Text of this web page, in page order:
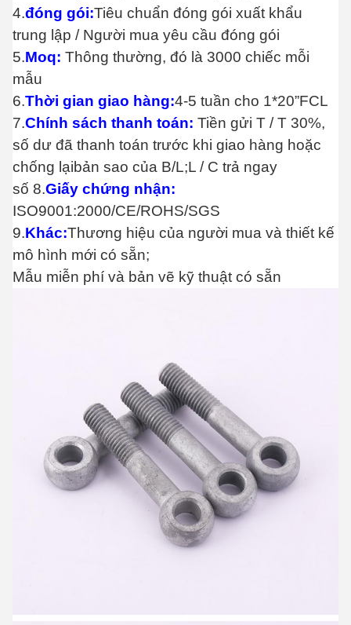
4.đóng gói:Tiêu chuẩn đóng gói xuất khẩu
trung lập / Người mua yêu cầu đóng gói
5.Moq: Thông thường, đó là 3000 chiếc mỗi
mẫu
6.Thời gian giao hàng:4-5 tuần cho 1*20”FCL
7.Chính sách thanh toán: Tiền gửi T / T 30%,
số dư đã thanh toán trước khi giao hàng hoặc
chống lạibản sao của B/L;L / C trả ngay
số 8.Giấy chứng nhận:
ISO9001:2000/CE/ROHS/SGS
9.Khác:Thương hiệu của người mua và thiết kế
mô hình mới có sẵn;
Mẫu miễn phí và bản vẽ kỹ thuật có sẵn